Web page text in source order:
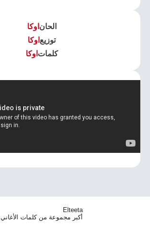
الحان اوكا
توزيع اوكا
كلمات اوكا
Elteeta
أكبر مجموعة من كلمات الأغاني